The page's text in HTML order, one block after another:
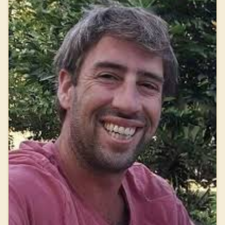
ההפוגה כדי לקרוא, ותמונה שלו יושב על האדמה עם אפוד וקסדה
וקורא ספר, התפרסמה ברשתות החברתיות. ביום שישי, 3.11.2023,
יצא ככוח ראשון עם מפקד הפלוגה ושני לוחמים נוספים, על מנת
לבדוק בניין שזיהו בו תנועות חשודות. ברגע שהתקרבו למבנה,
נפתחה עליהם אש כבדה ואחד הלוחמים נפצע. גלעד וחבריו לכוח לא
נרתעו, השיבו אש וחתרו למגע. במהלך הקרב, גלעד נהרג ואיתו נהרגו
מפקד הפלוגה ולוחם נוסף. סמל גלעד נחמיה ניצן נפל בקרב ביום י"ט
בחשוון תשפ"ד (3.11.2023). בן עשרים ואחת בנופלו. הובא למנוחות
בבית העלמין בשילה. הותיר אחריו הורים ושישה אחים ואחיות. לאחר
נפילתו הועלה לדרגת סמל ראשון. אימו, יהודית, ספדה לו: "השם,
נתת בו נשמה גדולה, איזו נשמה, כמה למדנו ממנו. על אהבה לכל סוג
של אדם, על חברות – כמה חברים יש לו, מכל סוג. על עמל ושאיפות,
לא לוותר לעצמך... כמה אנרגיות של אהבה לאדם, להשם, לטבע...
"כמה צחוק ושמחה ושטות והצגות ומשחק וחיבור למשפחתיות
ולבית. לקבל ממנו טלפון כשהוא חוזר מהצבא, עוד מהדרך: 'אימוש,
צריך משהו מהמכולת?'... השם, נתת לנו מתנה נפלאה, אבל למה כל
כך קצרה?... יש לגלעדוש עוד כל כך הרבה מה לעשות בעולם, כל כך
הרבה עצבות יש לגרש, כל כך הרבה אהבה יש עוד לפזר..." שחר,
אחותו הגדולה, ספדה לו: "אתה אח קטן-גדול שלי. קטן מספיק
בשביל להיות מסונג'ר, כדי לשמוע חפירות אינסופיות וכדי שאני
תמיד אתנשא עליך, אבל גם תמיד גדול, מגונן, תמיד מחבק, תמיד
מתייצב, וכשמשהו רע קורה, אתה תמיד שם. כשבאו להודיע לנו,